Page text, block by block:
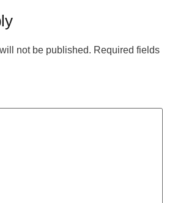
not be published. Required fields